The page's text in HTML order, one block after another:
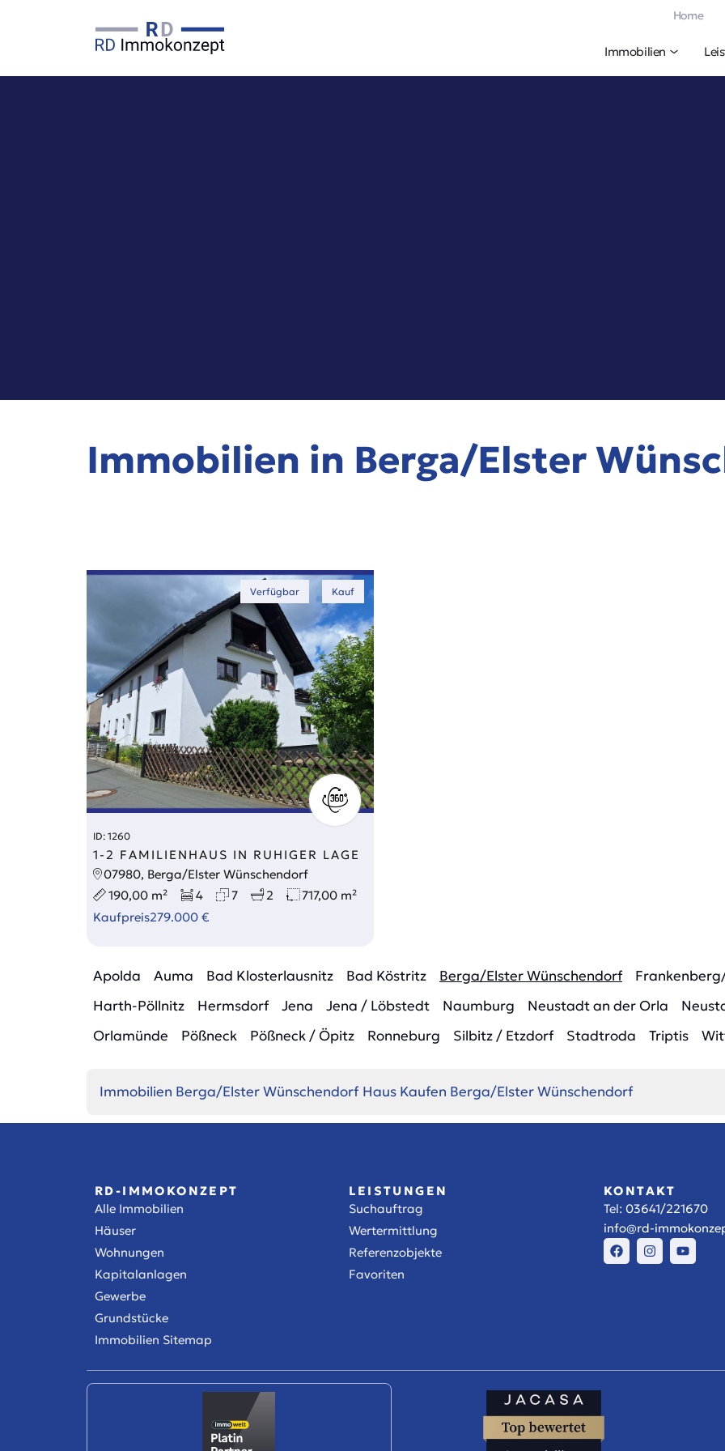
Home
Immobilien
Immobilien in Berga/Elster
Verfügbar Kauf
ID: 1260
1-2 FAMILIENHAUS IN RUHIGER LAGE
07980, Berga/Elster Wünschendorf
190,00 m²
4 7 2
717,00 m²
Kaufpreis279.000 €
Apolda Auma Bad Klosterlausnitz Bad Köstritz Berga/Elster Wünschendorf
Harth-Pöllnitz
Hermsdorf Jena Jena / Löbstedt Naumburg Neustadt an der Orla
Orlamünde
Pößneck Pößneck / Öpitz Ronneburg Silbitz / Etzdorf Stadtroda Triptis
Immobilien Berga/Elster Wünschendorf Haus Kaufen Berga/Elster Wünschendorf
RD-IMMOKONZEPT
Alle Immobilien
Häuser
Wohnungen
Kapitalanlagen
Gewerbe
Grundstücke
Immobilien Sitemap
LEISTUNGEN
Suchauftrag
Wertermittlung
Referenzobjekte
Favoriten
KONTAKT
Tel: 03641/221670
info@rd-